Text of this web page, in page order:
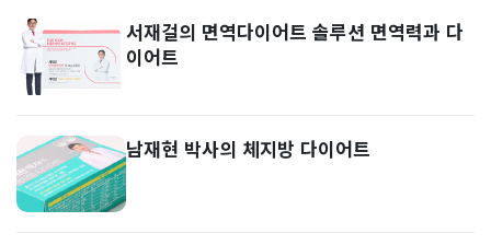
서재걸의 면역다이어트 솔루션 면역력과 다
이어트
남재현 박사의 체지방 다이어트